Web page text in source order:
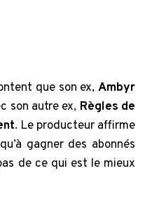
que son ex, Ambyr
son autre ex, Règles de
. Le producteur affirme
gagner des abonnés
de ce qui est le mieux